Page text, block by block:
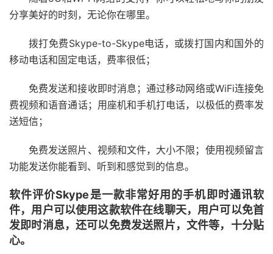
分享美好的时刻，无论你在哪里。
拨打免费Skype-to-Skype电话，或拨打国内和国外的
移动电话和固定电话，费率很低；
免费发送和接收即时消息；通过移动网络或WiFi连接免
费视频和语音通话；用座机和手机打电话，以极低的费率发
送短信；
免费发送照片、视频和文件，大小不限；使用视频留言
功能发送你能看到、听到和感觉到的信息。
软件评价Skype是一款非常好用的手机即时通讯软
件，用户可以使用这款软件在线聊天，用户可以免首
发即时消息，还可以免费发送照片，文件等，十分贴
心。